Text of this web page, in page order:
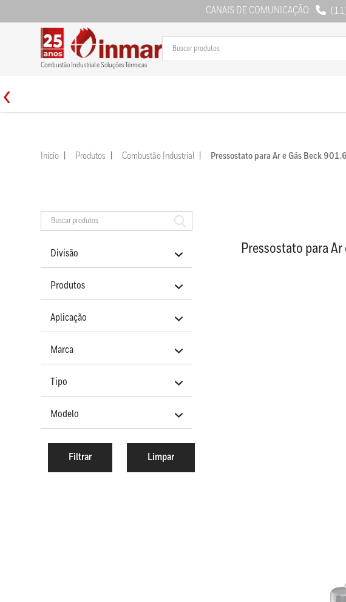
CANAIS DE COMUNICAÇÃO:
Combustão Industrial e Soluções Térmicas
Início Produtos Combustão Industrial Pressostato para Ar e Gás Beck
Divisão
Produtos
Aplicação
Marca
Tipo
Modelo
Pressostato para